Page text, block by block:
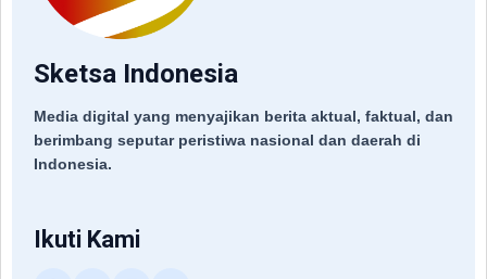
Sketsa Indonesia
Media digital yang menyajikan berita aktual, faktual, dan
berimbang seputar peristiwa nasional dan daerah di
Indonesia.
Ikuti Kami